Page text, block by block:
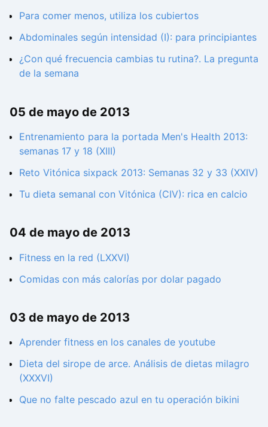
Para comer menos, utiliza los cubiertos
Abdominales según intensidad (I): para principiantes
¿Con qué frecuencia cambias tu rutina?. La pregunta
de la semana
05 de mayo de 2013
Entrenamiento para la portada Men's Health 2013:
semanas 17 y 18 (XIII)
Reto Vitónica sixpack 2013: Semanas 32 y 33 (XXIV)
Tu dieta semanal con Vitónica (CIV): rica en calcio
04 de mayo de 2013
Fitness en la red (LXXVI)
Comidas con más calorías por dolar pagado
03 de mayo de 2013
Aprender fitness en los canales de youtube
Dieta del sirope de arce. Análisis de dietas milagro
(XXXVI)
Que no falte pescado azul en tu operación bikini